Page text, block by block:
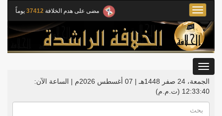
مضى على هدم الخلافة 37412 يوماً
Toggle
navigation
الجمعة، 24 صفر 1448هـ | 07 أغسطس 2026م |
الساعة الآن:
12:33:40 (ت.م.م)